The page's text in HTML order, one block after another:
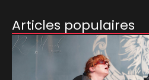
Articles populaires